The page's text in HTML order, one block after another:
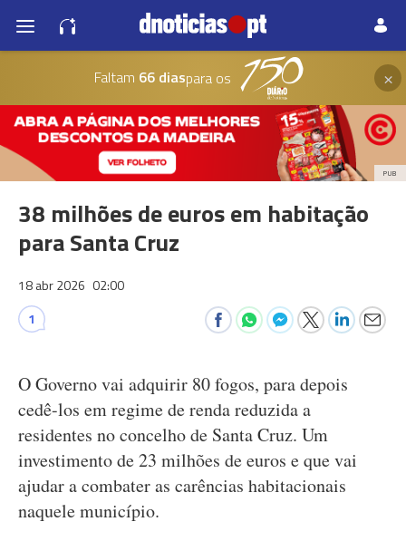
Faltam 66 diaspara os ×
PUB
38 milhões de euros em habitação
para Santa Cruz
18 abr 2026 02:00
1
O Governo vai adquirir 80 fogos, para depois
cedê-los em regime de renda reduzida a
residentes no concelho de Santa Cruz. Um
investimento de 23 milhões de euros e que vai
ajudar a combater as carências habitacionais
naquele município.